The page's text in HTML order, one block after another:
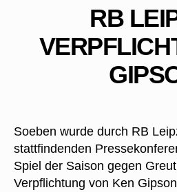
RB
Soeben wurde durch RB
stattfindenden
Spiel der Saison gegen
Verpflichtung von Ken